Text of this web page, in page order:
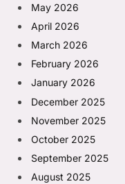
May 2026
April 2026
March 2026
February 2026
January 2026
December 2025
November 2025
October 2025
September 2025
August 2025